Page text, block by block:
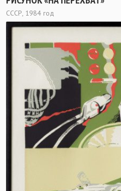
СССР, 1984 год